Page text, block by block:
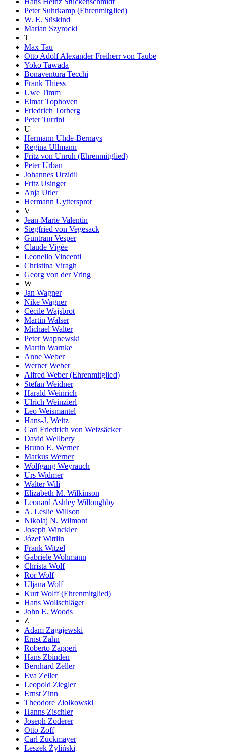
Peter Suhrkamp (Ehrenmitglied)
W. E. Süskind
Marian Szyrocki
T
Max Tau
Otto Adolf Alexander Freiherr von Taube
Yoko Tawada
Bonaventura Tecchi
Frank Thiess
Uwe Timm
Elmar Tophoven
Friedrich Torberg
Peter Turrini
U
Hermann Uhde-Bernays
Regina Ullmann
Fritz von Unruh (Ehrenmitglied)
Peter Urban
Johannes Urzidil
Fritz Usinger
Anja Utler
Hermann Uyttersprot
V
Jean-Marie Valentin
Siegfried von Vegesack
Guntram Vesper
Claude Vigée
Leonello Vincenti
Christina Viragh
Georg von der Vring
W
Jan Wagner
Nike Wagner
Cécile Wajsbrot
Martin Walser
Michael Walter
Peter Wapnewski
Martin Warnke
Anne Weber
Werner Weber
Alfred Weber (Ehrenmitglied)
Stefan Weidner
Harald Weinrich
Ulrich Weinzierl
Leo Weismantel
Hans-J. Weitz
Carl Friedrich von Weizsäcker
David Wellbery
Bruno E. Werner
Markus Werner
Wolfgang Weyrauch
Urs Widmer
Walter Wili
Elizabeth M. Wilkinson
Leonard Ashley Willoughby
A. Leslie Willson
Nikolaj N. Wilmont
Joseph Winckler
Józef Wittlin
Frank Witzel
Gabriele Wohmann
Christa Wolf
Ror Wolf
Uljana Wolf
Kurt Wolff (Ehrenmitglied)
Hans Wollschläger
John E. Woods
Z
Adam Zagajewski
Ernst Zahn
Roberto Zapperi
Hans Zbinden
Bernhard Zeller
Eva Zeller
Leopold Ziegler
Ernst Zinn
Theodore Ziolkowski
Hanns Zischler
Joseph Zoderer
Otto Zoff
Carl Zuckmayer
Leszek Żyliński